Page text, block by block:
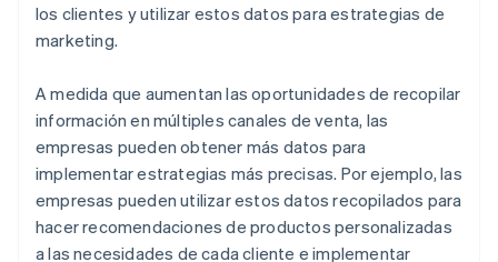
los clientes y utilizar estos datos para estrategias de
marketing.
A medida que aumentan las oportunidades de recopilar
información en múltiples canales de venta, las
empresas pueden obtener más datos para
implementar estrategias más precisas. Por ejemplo, las
empresas pueden utilizar estos datos recopilados para
hacer recomendaciones de productos personalizadas
a las necesidades de cada cliente e implementar